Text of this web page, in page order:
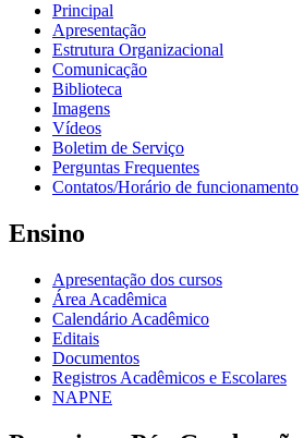
Principal
Apresentação
Estrutura Organizacional
Comunicação
Biblioteca
Imagens
Vídeos
Boletim de Serviço
Perguntas Frequentes
Contatos/Horário de funcionamento
Ensino
Apresentação dos cursos
Área Acadêmica
Calendário Acadêmico
Editais
Documentos
Registros Acadêmicos e Escolares
NAPNE